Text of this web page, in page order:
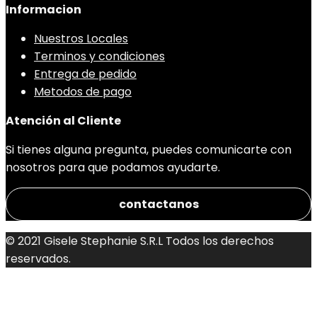
Informacion
Nuestros Locales
Terminos y condiciones
Entrega de pedido
Metodos de pago
Atención al Cliente
Si tienes alguna pregunta, puedes comunicarte con
nosotros para que podamos ayudarte.
contactanos
© 2021 Gisele Stephanie S.R.L Todos los derechos
reservados.